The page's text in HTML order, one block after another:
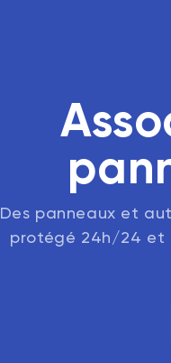
Des panneaux et
protégé 24h/24 et